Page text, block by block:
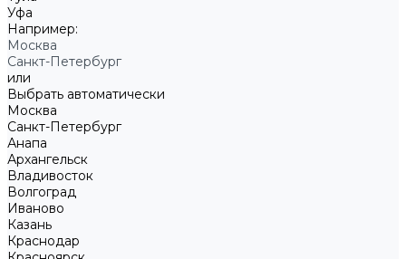
Уфа
Например:
Москва
Санкт-Петербург
или
Выбрать автоматически
Москва
Санкт-Петербург
Анапа
Архангельск
Владивосток
Волгоград
Иваново
Казань
Краснодар